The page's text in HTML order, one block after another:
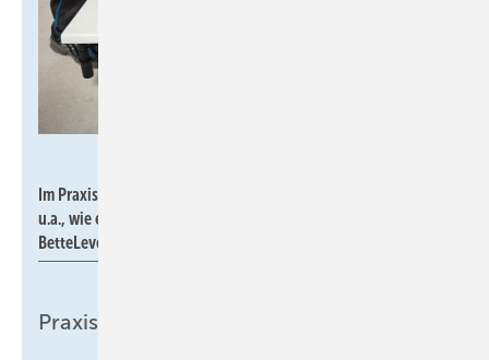
Im Praxisseminar im Baulabor von Bette lernen die Teilnehmer
u.a., wie einfach sich eine Duschwanne mithilfe von
BetteLevel einbauen und ausrichten lässt.
Praxisseminare: